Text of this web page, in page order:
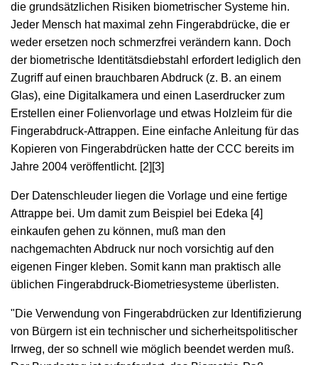
die grundsätzlichen Risiken biometrischer Systeme hin.
Jeder Mensch hat maximal zehn Fingerabdrücke, die er
weder ersetzen noch schmerzfrei verändern kann. Doch
der biometrische Identitätsdiebstahl erfordert lediglich den
Zugriff auf einen brauchbaren Abdruck (z. B. an einem
Glas), eine Digitalkamera und einen Laserdrucker zum
Erstellen einer Folienvorlage und etwas Holzleim für die
Fingerabdruck-Attrappen. Eine einfache Anleitung für das
Kopieren von Fingerabdrücken hatte der CCC bereits im
Jahre 2004 veröffentlicht. [2][3]
Der Datenschleuder liegen die Vorlage und eine fertige
Attrappe bei. Um damit zum Beispiel bei Edeka [4]
einkaufen gehen zu können, muß man den
nachgemachten Abdruck nur noch vorsichtig auf den
eigenen Finger kleben. Somit kann man praktisch alle
üblichen Fingerabdruck-Biometriesysteme überlisten.
"Die Verwendung von Fingerabdrücken zur Identifizierung
von Bürgern ist ein technischer und sicherheitspolitischer
Irrweg, der so schnell wie möglich beendet werden muß.